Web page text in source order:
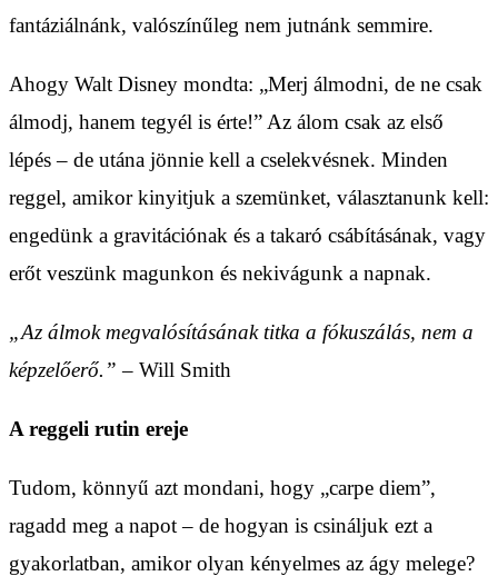
fantáziálnánk, valószínűleg nem jutnánk semmire.
Ahogy Walt Disney mondta: „Merj álmodni, de ne csak
álmodj, hanem tegyél is érte!” Az álom csak az első
lépés – de utána jönnie kell a cselekvésnek. Minden
reggel, amikor kinyitjuk a szemünket, választanunk kell:
engedünk a gravitációnak és a takaró csábításának, vagy
erőt veszünk magunkon és nekivágunk a napnak.
„Az álmok megvalósításának titka a fókuszálás, nem a
képzelőerő.” – Will Smith
A reggeli rutin ereje
Tudom, könnyű azt mondani, hogy „carpe diem”,
ragadd meg a napot – de hogyan is csináljuk ezt a
gyakorlatban, amikor olyan kényelmes az ágy melege?